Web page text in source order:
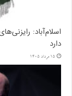
اسلام‌آباد:
دارد
15 مرداد 1405